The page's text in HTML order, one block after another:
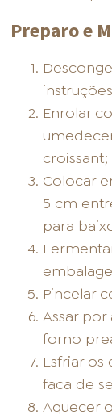
Preparo e
Enrolar
croissant;
Colocar
5 cm
para
Pincelar
Assar
forno
Esfriar
faca de
Aquecer